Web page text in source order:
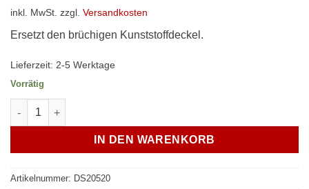
inkl. MwSt. zzgl. Versandkosten
Ersetzt den brüchigen Kunststoffdeckel.
Lieferzeit: 2-5 Werktage
Vorrätig
ECS Aluminium CNC Deckel Ölfiltergehäuse R32 / R36 VR6 24V
IN DEN WARENKORB
Artikelnummer: DS20520